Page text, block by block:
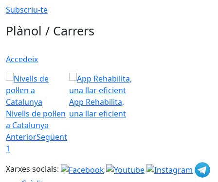
Subscriu-te
Plànol / Carrers
Accedeix
Nivells de pol·len
a Catalunya
App Rehabilita,
una llar eficient
AnteriorSegüent
1
Xarxes socials: